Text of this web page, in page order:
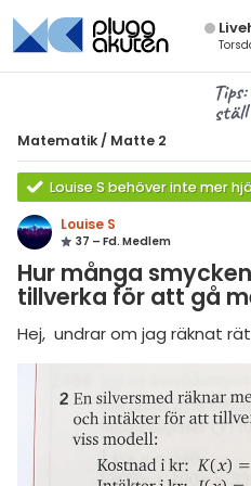
Matematik / Matte 2
Louise S behöver inte mer
Louise S
37 – Fd. Medlem
Hur många
tillverka för att gå
Hej, undrar om jag räknat
Alla trådar
7
8
9
1
2
4
& Bygg
språk